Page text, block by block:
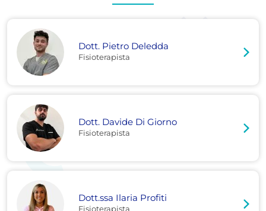
Dott. Pietro Deledda
Fisioterapista
Dott. Davide Di Giorno
Fisioterapista
Dott.ssa Ilaria Profiti
Fisioterapista